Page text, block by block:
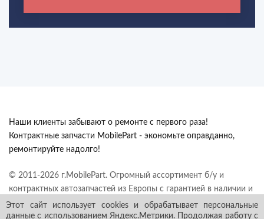
Наши клиенты забывают о ремонте с первого раза!
Контрактные запчасти MobilePart - экономьте оправданно,
ремонтируйте надолго!
© 2011-2026 г.MobilePart. Огромный ассортимент б/у и
контрактных автозапчастей из Европы с гарантией в наличии и
под заказ. Все права защищены.
Этот сайт использует cookies и обрабатывает персональные
данные с использованием Яндекс.Метрики. Продолжая работу с